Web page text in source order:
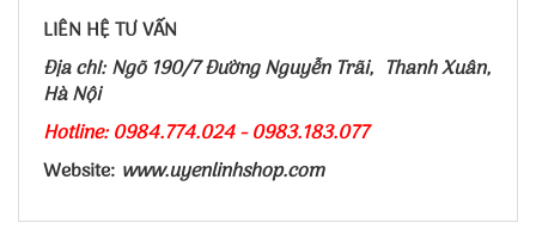
LIÊN HỆ TƯ VẤN
Địa chỉ: Ngõ 190/7 Đường Nguyễn Trãi, Thanh Xuân,
Hà Nội
Hotline: 0984.774.024 - 0983.183.077
Website: www.uyenlinhshop.com